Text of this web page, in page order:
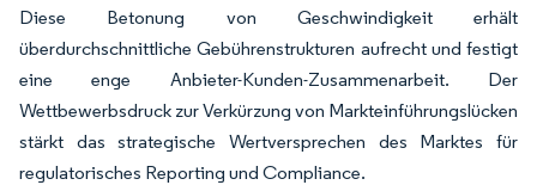
Diese Betonung von Geschwindigkeit erhält
überdurchschnittliche Gebührenstrukturen aufrecht und festigt
eine enge Anbieter-Kunden-Zusammenarbeit. Der
Wettbewerbsdruck zur Verkürzung von Markteinführungslücken
stärkt das strategische Wertversprechen des Marktes für
regulatorisches Reporting und Compliance.